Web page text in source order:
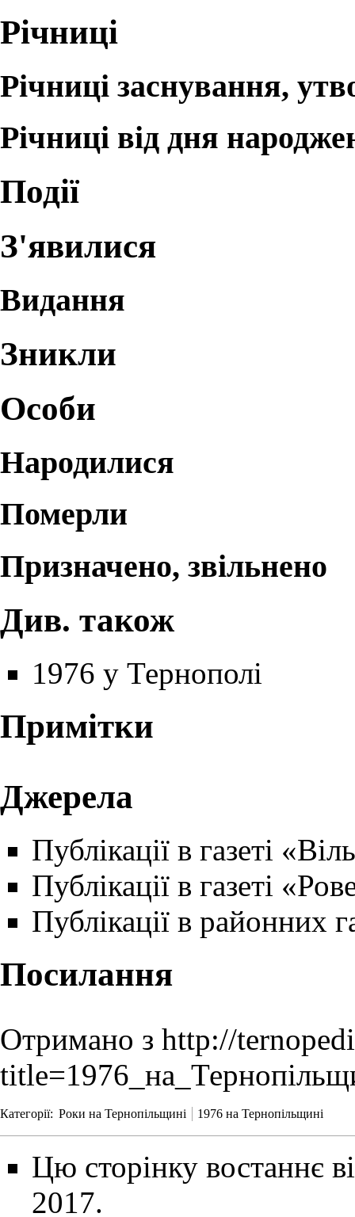
Річниці
Річниці заснування,
Річниці від дня
Події
З'явилися
Видання
Зникли
Особи
Народилися
Померли
Призначено, звільнено
Див. також
1976 у Тернополі
Примітки
Джерела
Публікації в газеті
Публікації в газеті
Публікації в районних
Посилання
Отримано з http://
Категорії: Роки на Тернопільщині 1976 на Тернопільщині
Цю сторінку востаннє
2017.